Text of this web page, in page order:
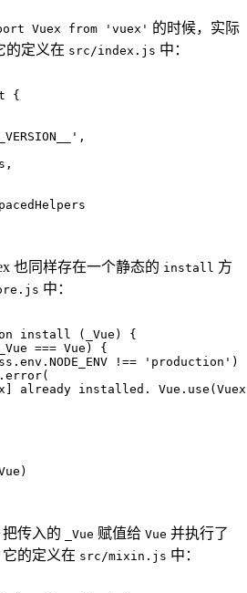
Vuex from 'vuex' 的时候，实际
的定义在 src/index.js 中：
{
,
也同样存在一个静态的 install 方
中：
install ( _Vue ) {
=== Vue ) {
env . NODE_ENV !== 'production' )
. error(
already installed.
)
传入的 _Vue 赋值给 Vue 并执行了
的定义在 src/mixin.js 中：